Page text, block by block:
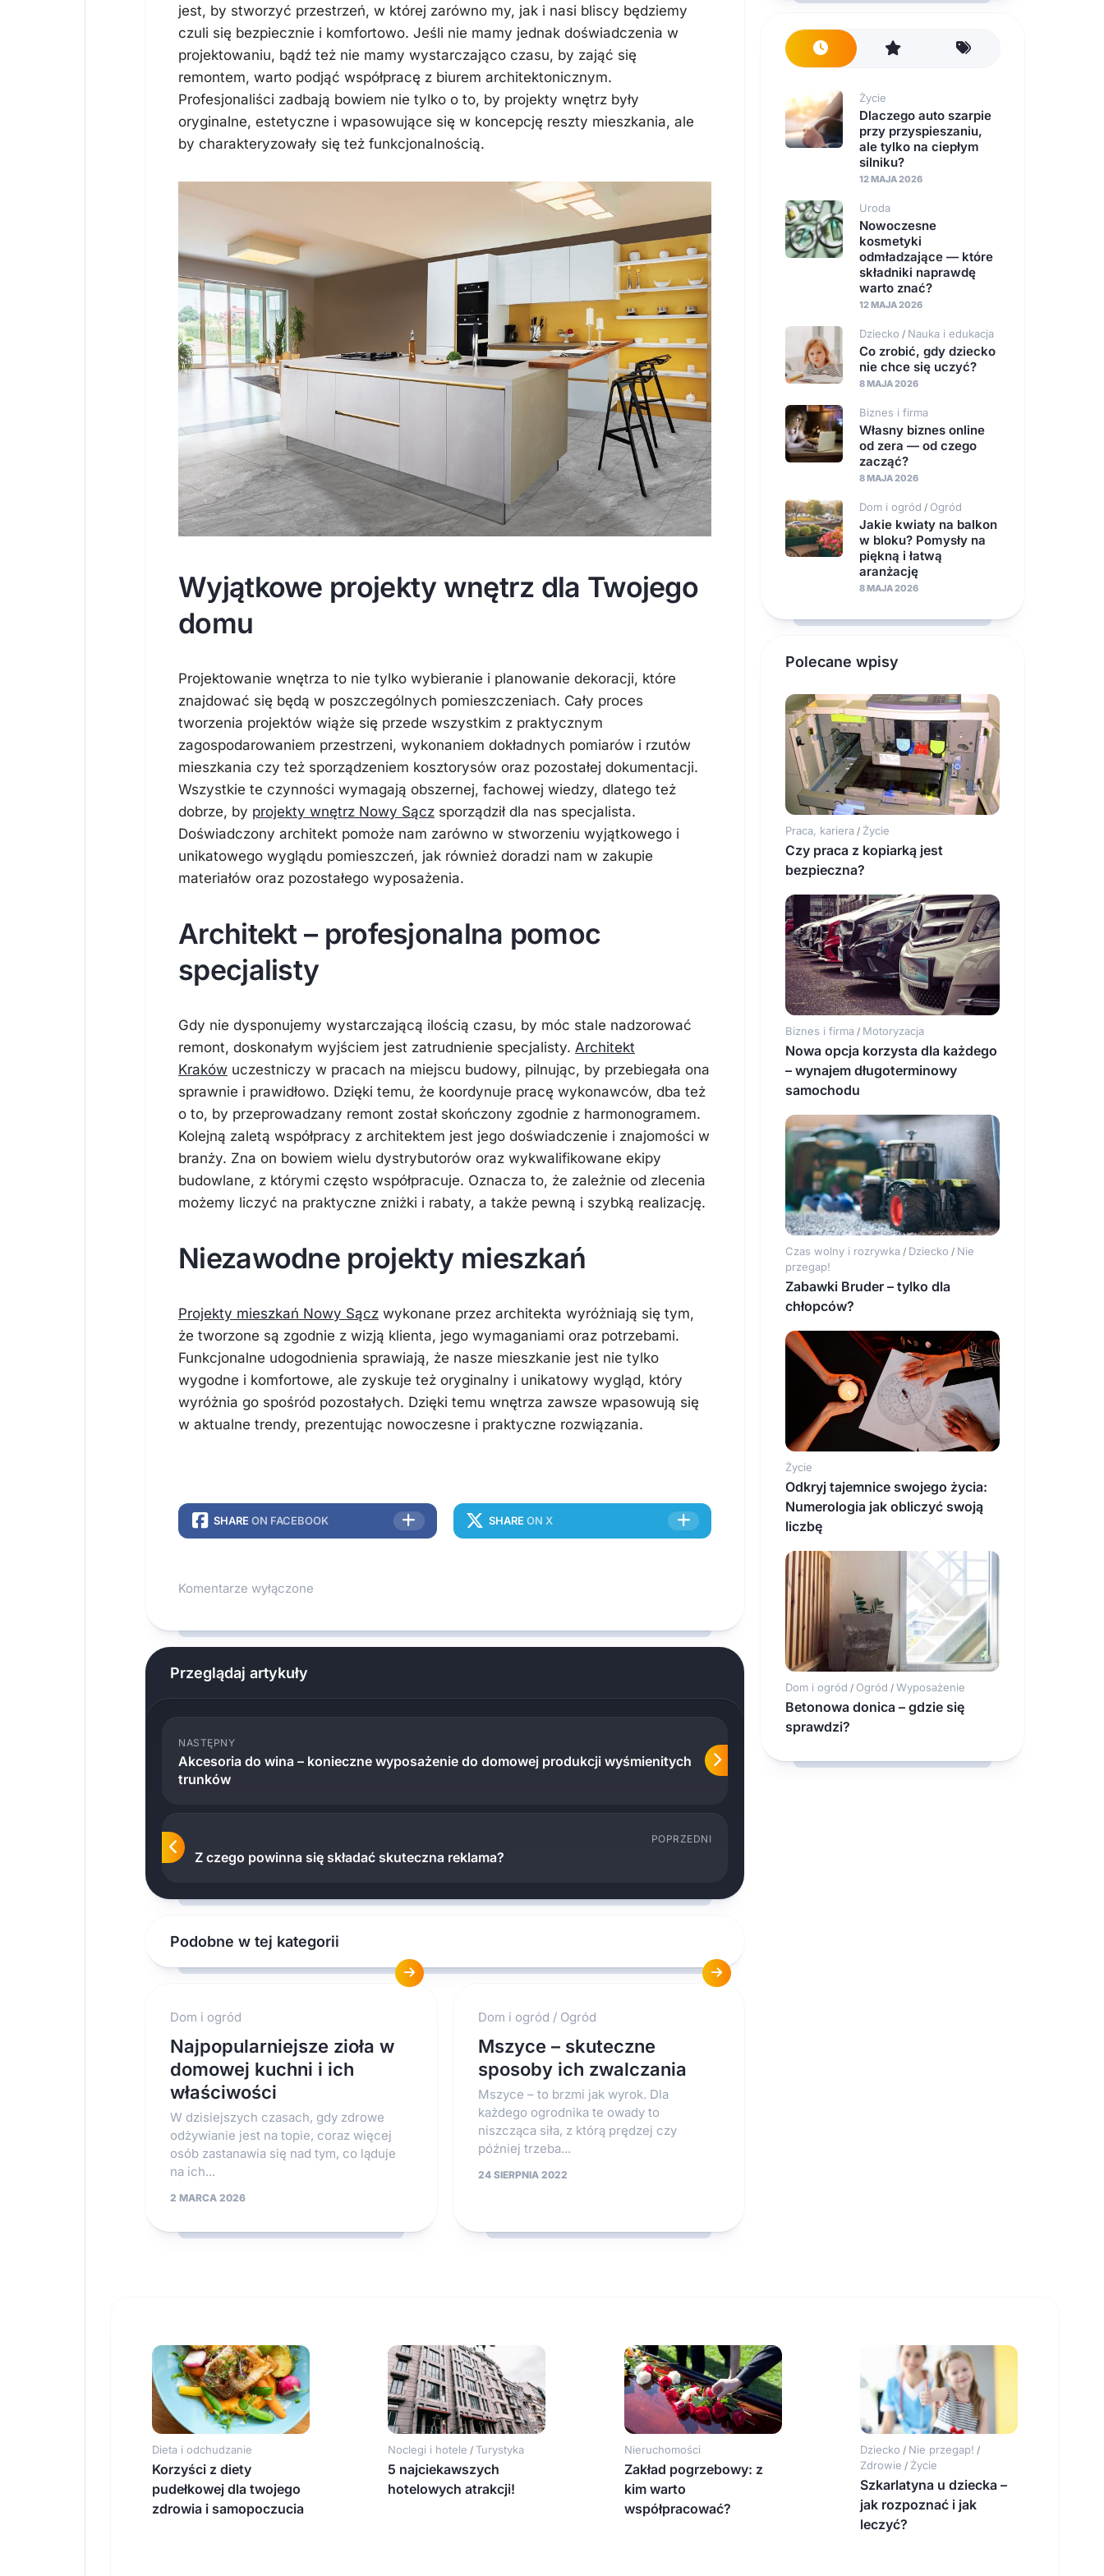
Kuchnia
życia
Uroda
Zdrowie
jest, by stworzyć przestrzeń, w której zarówno my, jak i nasi bliscy będziemy
czuli się bezpiecznie i komfortowo. Jeśli nie mamy jednak doświadczenia w
projektowaniu, bądź też nie mamy wystarczająco czasu, by zająć się
remontem, warto podjąć współpracę z biurem architektonicznym.
Profesjonaliści zadbają bowiem nie tylko o to, by projekty wnętrz były
oryginalne, estetyczne i wpasowujące się w koncepcję reszty mieszkania, ale
by charakteryzowały się też funkcjonalnością.
Wyjątkowe projekty wnętrz dla Twojego
domu
Projektowanie wnętrza to nie tylko wybieranie i planowanie dekoracji, które
znajdować się będą w poszczególnych pomieszczeniach. Cały proces
tworzenia projektów wiąże się przede wszystkim z praktycznym
zagospodarowaniem przestrzeni, wykonaniem dokładnych pomiarów i rzutów
mieszkania czy też sporządzeniem kosztorysów oraz pozostałej dokumentacji.
Wszystkie te czynności wymagają obszernej, fachowej wiedzy, dlatego też
dobrze, by projekty wnętrz Nowy Sącz sporządził dla nas specjalista.
Doświadczony architekt pomoże nam zarówno w stworzeniu wyjątkowego i
unikatowego wyglądu pomieszczeń, jak również doradzi nam w zakupie
materiałów oraz pozostałego wyposażenia.
Architekt – profesjonalna pomoc
specjalisty
Gdy nie dysponujemy wystarczającą ilością czasu, by móc stale nadzorować
remont, doskonałym wyjściem jest zatrudnienie specjalisty. Architekt
Kraków uczestniczy w pracach na miejscu budowy, pilnując, by przebiegała ona
sprawnie i prawidłowo. Dzięki temu, że koordynuje pracę wykonawców, dba też
o to, by przeprowadzany remont został skończony zgodnie z harmonogramem.
Kolejną zaletą współpracy z architektem jest jego doświadczenie i znajomości w
branży. Zna on bowiem wielu dystrybutorów oraz wykwalifikowane ekipy
budowlane, z którymi często współpracuje. Oznacza to, że zależnie od zlecenia
możemy liczyć na praktyczne zniżki i rabaty, a także pewną i szybką realizację.
Niezawodne projekty mieszkań
Projekty mieszkań Nowy Sącz wykonane przez architekta wyróżniają się tym,
że tworzone są zgodnie z wizją klienta, jego wymaganiami oraz potrzebami.
Funkcjonalne udogodnienia sprawiają, że nasze mieszkanie jest nie tylko
wygodne i komfortowe, ale zyskuje też oryginalny i unikatowy wygląd, który
wyróżnia go spośród pozostałych. Dzięki temu wnętrza zawsze wpasowują się
w aktualne trendy, prezentując nowoczesne i praktyczne rozwiązania.
SHAREON FACEBOOK SHAREON X
Komentarze wyłączone
Przeglądaj artykuły
NASTĘPNY
Akcesoria do wina – konieczne wyposażenie do domowej produkcji wyśmienitych
trunków
POPRZEDNI
Z czego powinna się składać skuteczna reklama?
Podobne w tej kategorii
Dom i ogród
Najpopularniejsze zioła w
domowej kuchni i ich
właściwości
W dzisiejszych czasach, gdy zdrowe
odżywianie jest na topie, coraz więcej
osób zastanawia się nad tym, co ląduje
na ich...
2 MARCA 2026
Dom i ogród / Ogród
Mszyce – skuteczne
sposoby ich zwalczania
Mszyce – to brzmi jak wyrok. Dla
każdego ogrodnika te owady to
niszcząca siła, z którą prędzej czy
później trzeba...
24 SIERPNIA 2022
Życie
Dlaczego auto szarpie
przy przyspieszaniu,
ale tylko na ciepłym
silniku?
12 MAJA 2026
Uroda
Nowoczesne
kosmetyki
odmładzające — które
składniki naprawdę
warto znać?
12 MAJA 2026
Dziecko / Nauka i edukacja
Co zrobić, gdy dziecko
nie chce się uczyć?
8 MAJA 2026
Biznes i firma
Własny biznes online
od zera — od czego
zacząć?
8 MAJA 2026
Dom i ogród / Ogród
Jakie kwiaty na balkon
w bloku? Pomysły na
piękną i łatwą
aranżację
8 MAJA 2026
Polecane wpisy
Praca, kariera / Życie
Czy praca z kopiarką jest
bezpieczna?
Biznes i firma / Motoryzacja
Nowa opcja korzysta dla każdego
– wynajem długoterminowy
samochodu
Czas wolny i rozrywka / Dziecko / Nie
przegap!
Zabawki Bruder – tylko dla
chłopców?
Życie
Odkryj tajemnice swojego życia:
Numerologia jak obliczyć swoją
liczbę
Dom i ogród / Ogród / Wyposażenie
Betonowa donica – gdzie się
sprawdzi?
Dieta i odchudzanie
Korzyści z diety
pudełkowej dla twojego
zdrowia i samopoczucia
Noclegi i hotele / Turystyka
5 najciekawszych
hotelowych atrakcji!
Nieruchomości
Zakład pogrzebowy: z
kim warto
współpracować?
Dziecko / Nie przegap! /
Zdrowie / Życie
Szkarlatyna u dziecka –
jak rozpoznać i jak
leczyć?